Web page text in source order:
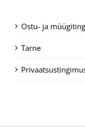
Ostu- ja
Tarne